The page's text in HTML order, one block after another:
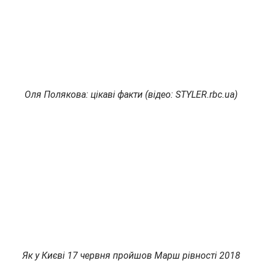
Оля Полякова: цікаві факти (відео: STYLER.rbc.ua)
Як у Києві 17 червня пройшов Марш рівності 2018